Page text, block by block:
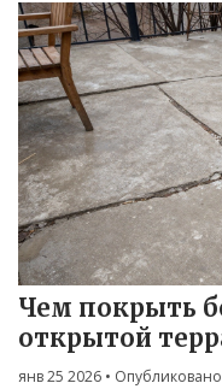
Чем покрыть
открытой
на 2026 год
янв 25 2026 • Опубликовано